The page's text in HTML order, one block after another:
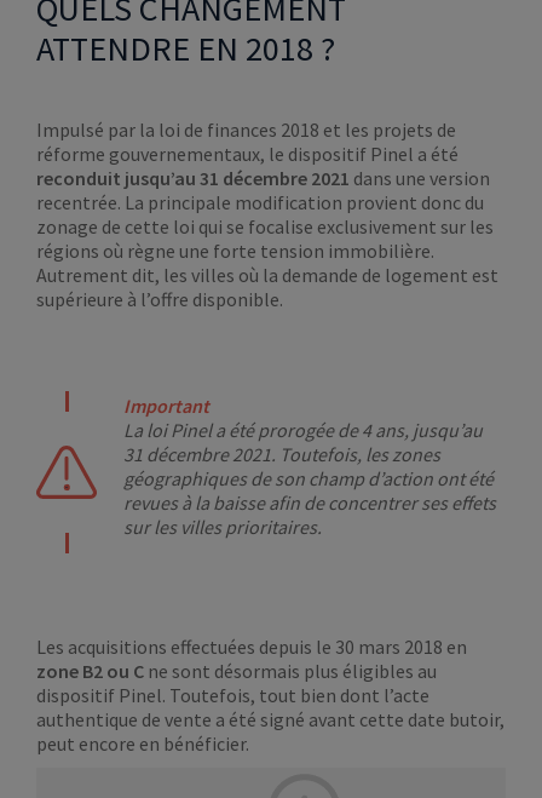
ATTENDRE EN 2018 ?
Impulsé par la loi de finances 2018 et les projets de
réforme gouvernementaux, le dispositif Pinel a été
reconduit jusqu’au 31 décembre 2021 dans une version
recentrée. La principale modification provient donc du
zonage de cette loi qui se focalise exclusivement sur les
régions où règne une forte tension immobilière.
Autrement dit, les villes où la demande de logement est
supérieure à l’offre disponible.
Important
La loi Pinel a été prorogée de 4 ans, jusqu’au
31 décembre 2021. Toutefois, les zones
géographiques de son champ d’action ont été
revues à la baisse afin de concentrer ses effets
sur les villes prioritaires.
Les acquisitions effectuées depuis le 30 mars 2018 en
zone B2 ou C ne sont désormais plus éligibles au
dispositif Pinel. Toutefois, tout bien dont l’acte
authentique de vente a été signé avant cette date butoir,
peut encore en bénéficier.